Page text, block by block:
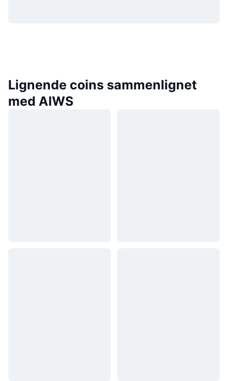
Lignende coins sammenlignet
med AIWS